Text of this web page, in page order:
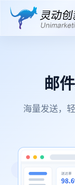
邮
海量发送，